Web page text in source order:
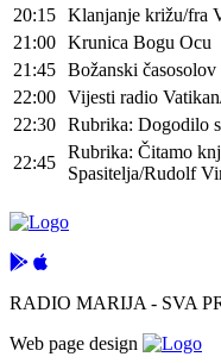
20:15 Klanjanje križu/fra
21:00 Krunica Bogu Ocu
21:45 Božanski časosolov
22:00 Vijesti radio
22:30 Rubrika: Dogodilo
22:45
Rubrika: Čitamo
Spasitelja/Rudolf
RADIO MARIJA - SVA
Web page design